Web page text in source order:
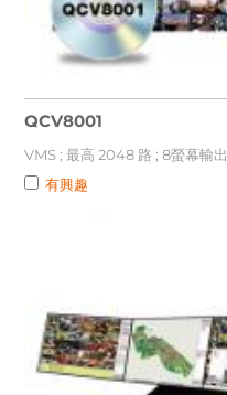
QCV8001
VMS ; 最高 2048 路 ; 8螢幕輸出
有興趣